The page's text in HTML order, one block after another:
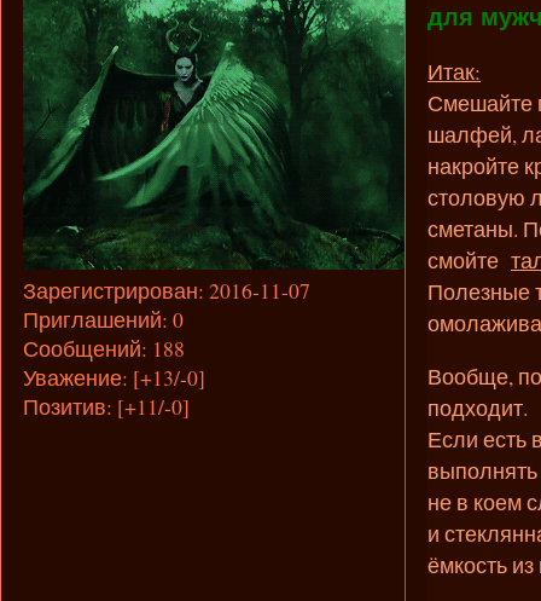
Зарегистрирован: 2016-11-07
Приглашений: 0
Сообщений: 188
Уважение: [+13/-0]
Позитив: [+11/-0]
для
Итак:
Смешайте
шалфей,
накройте
столовую
сметаны.
смойте
Полезные
Вообще,
подходит.
Если есть
выполнять
не в коем
и
ёмкость